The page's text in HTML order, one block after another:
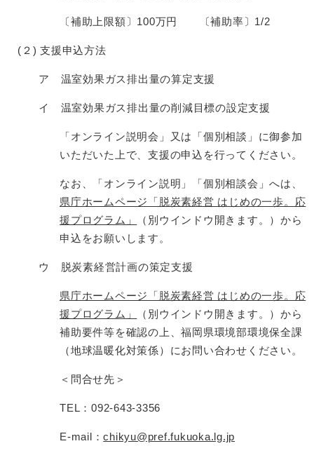
〔補助上限額〕100万円 〔補助率〕1/2
(２) 支援申込方法
ア 温室効果ガス排出量の算定支援
イ 温室効果ガス排出量の削減目標の設定支援
「オンライン説明会」又は「個別相談」に御参加
いただいた上で、支援の申込を行ってください。
なお、「オンライン説明」「個別相談会」へは、
県庁ホームページ「脱炭素経営 はじめの一歩。応
援プログラム」
（別ウインドウ開きます。）から
申込をお願いします。
ウ 脱炭素経営計画の策定支援
県庁ホームページ「脱炭素経営 はじめの一歩。応
援プログラム」
（別ウインドウ開きます。）​から
補助要件等を確認の上、福岡県環境部環境保全課
（地球温暖化対策係）にお問い合わせください。
＜問合せ先＞
TEL：092-643-3356
E-mail：chikyu@pref.fukuoka.lg.jp